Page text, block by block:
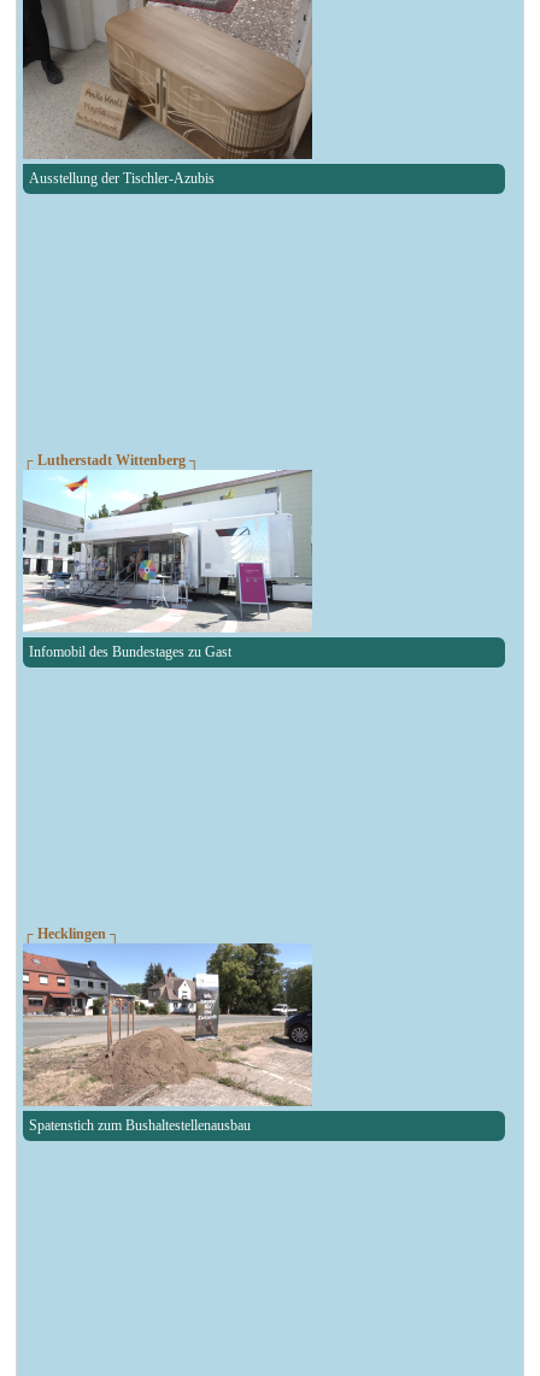
Ausstellung der Tischler-Azubis
┌ Lutherstadt Wittenberg ┐
Infomobil des Bundestages zu Gast
┌ Hecklingen ┐
Spatenstich zum Bushaltestellenausbau